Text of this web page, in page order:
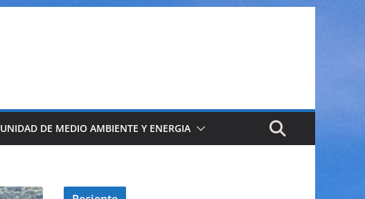
UNIDAD DE MEDIO AMBIENTE Y ENERGIA